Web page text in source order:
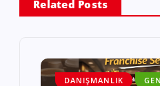
Related Posts
DANIŞMANLIK